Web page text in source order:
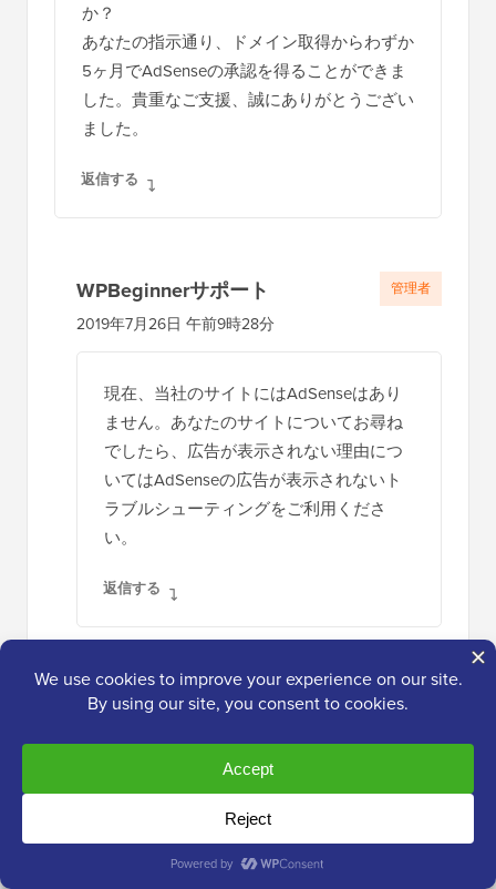
か？
あなたの指示通り、ドメイン取得からわずか
5ヶ月でAdSenseの承認を得ることができま
した。貴重なご支援、誠にありがとうござい
ました。
返信する
WPBeginnerサポート
2019年7月26日 午前9時28分
現在、当社のサイトにはAdSenseはあり
ません。あなたのサイトについてお尋ね
でしたら、広告が表示されない理由につ
いてはAdSenseの広告が表示されないト
ラブルシューティングをご利用くださ
い。
返信する
管理者
IPTVへの寄付
こんにちは！この投稿にある素晴らしい情報
に、心から感謝いたします。またすぐに、あ